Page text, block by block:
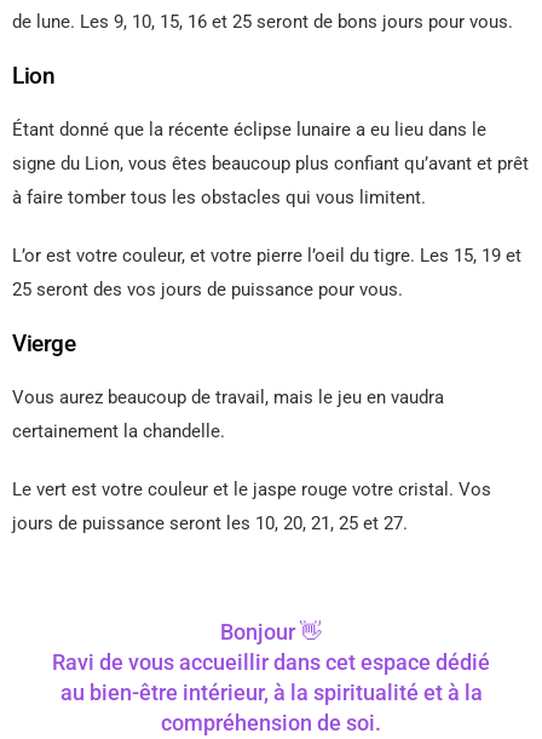
de lune. Les 9, 10, 15, 16 et 25 seront de bons jours pour vous.
Lion
Étant donné que la récente éclipse lunaire a eu lieu dans le
signe du Lion, vous êtes beaucoup plus confiant qu’avant et prêt
à faire tomber tous les obstacles qui vous limitent.
L’or est votre couleur, et votre pierre l’oeil du tigre. Les 15, 19 et
25 seront des vos jours de puissance pour vous.
Vierge
Vous aurez beaucoup de travail, mais le jeu en vaudra
certainement la chandelle.
Le vert est votre couleur et le jaspe rouge votre cristal. Vos
jours de puissance seront les 10, 20, 21, 25 et 27.
Bonjour 👋
Ravi de vous accueillir dans cet espace dédié
au bien-être intérieur, à la spiritualité et à la
compréhension de soi.